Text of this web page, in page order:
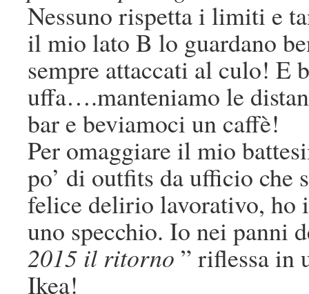
Nessuno rispetta i limiti e
il mio lato B lo guardano
sempre attaccati al culo! E
uffa….manteniamo le
bar e beviamoci un caffè!
Per omaggiare il mio
po’ di outfits da ufficio che
felice delirio lavorativo, ho
uno specchio. Io nei panni
2015 il ritorno ” riflessa in
Ikea!